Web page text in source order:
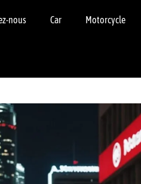
nous Car Motorcycle